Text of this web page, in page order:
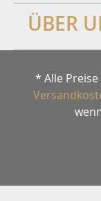
ÜBER
* Alle